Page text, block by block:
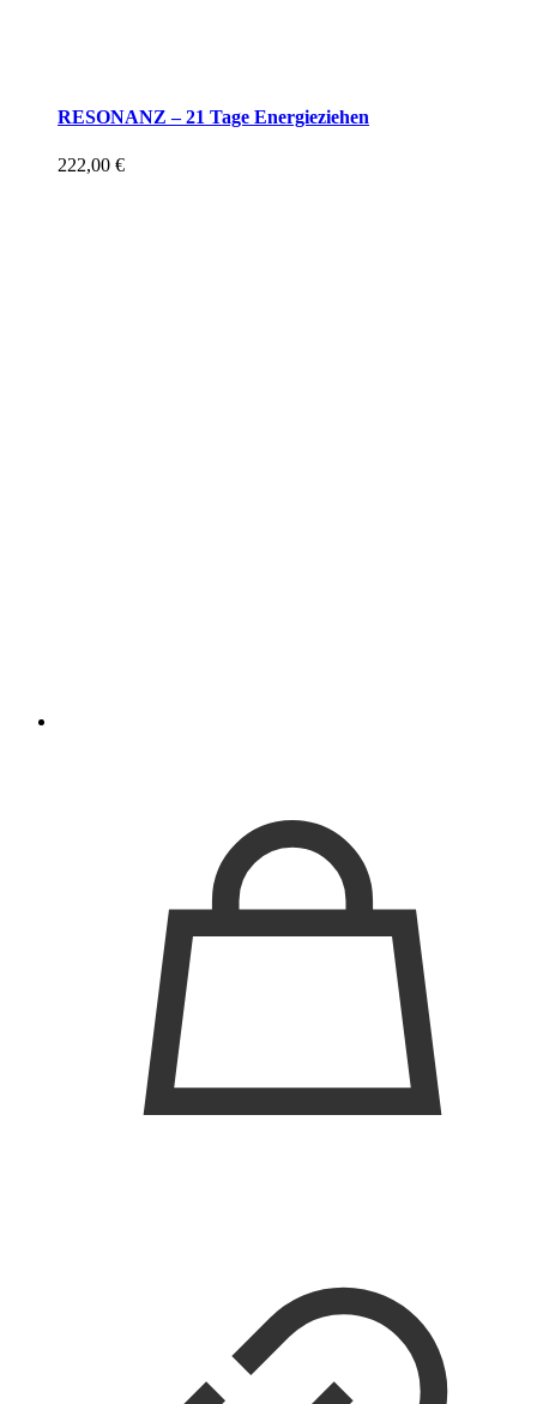
RESONANZ – 21 Tage Energieziehen
222,00 €